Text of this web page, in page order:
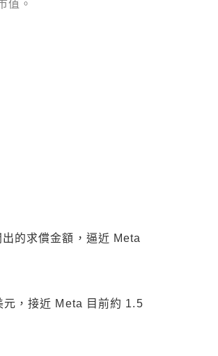
值。
的求償金額，逼近 Meta
元，接近 Meta 目前約 1.5